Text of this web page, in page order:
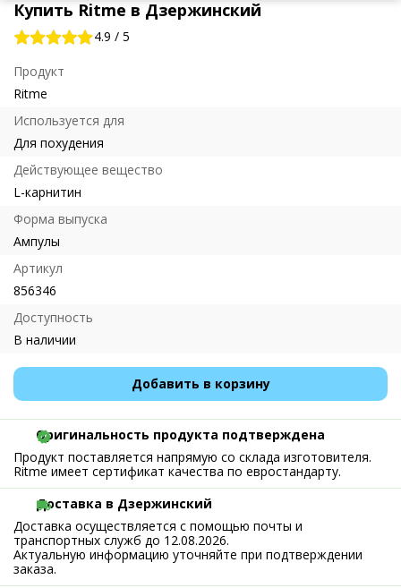
Купить Ritme в Дзержинский
4.9 / 5
Продукт
Ritme
Используется для
Для похудения
Действующее вещество
L-карнитин
Форма выпуска
Ампулы
Артикул
856346
Доступность
В наличии
Добавить в корзину
Оригинальность продукта подтверждена
Продукт поставляется напрямую со склада изготовителя.
Ritme имеет сертификат качества по евростандарту.
Доставка в Дзержинский
Доставка осуществляется с помощью почты и
транспортных служб до 12.08.2026.
Актуальную информацию уточняйте при подтверждении
заказа.